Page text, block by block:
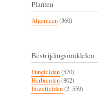
Planten
Algemeen(360)
Bestrijdingsmiddelen
Fungiciden(570)
Herbiciden(802)
Insecticiden(2, 559)